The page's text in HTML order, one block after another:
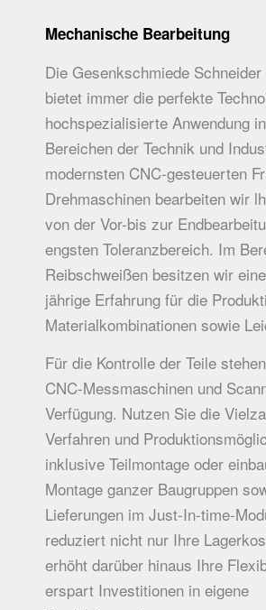
Mechanische Bearbeitung
Die Gesenkschmiede
bietet immer die perfekte
hochspezialisierte Anwendung
Bereichen der Technik und
modernsten CNC-gesteuerten
Drehmaschinen bearbeiten wir
von der Vor-bis zur
engsten Toleranzbereich. Im
Reibschweißen besitzen wir
jährige Erfahrung für die
Material­kombinationen sowie
Für die Kontrolle der Teile
CNC-Messmaschinen und
Verfügung. Nutzen Sie die
Verfahren und
inklusive Teilmontage oder
Montage ganzer Baugruppen
Lieferungen im Just-In-time-
reduziert nicht nur Ihre
erhöht darüber hinaus Ihre
erspart Investitionen in eigene